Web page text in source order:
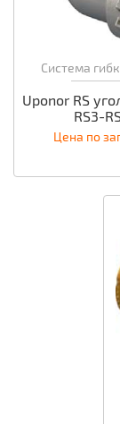
Система
Uponor RS
RS3-
Цена по